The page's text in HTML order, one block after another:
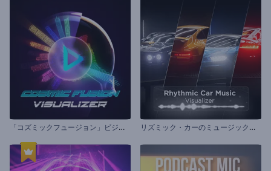
「
コズミックフュージョン」ビジュアライザー リ
ズミック・カーのミュージック・ビジュアライザー